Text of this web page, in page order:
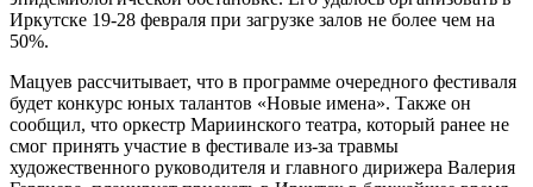
Иркутске 19-28 февраля при загрузке залов не более чем на
50%.
Мацуев рассчитывает, что в программе очередного фестиваля
будет конкурс юных талантов «Новые имена». Также он
сообщил, что оркестр Мариинского театра, который ранее не
смог принять участие в фестивале из-за травмы
художественного руководителя и главного дирижера Валерия